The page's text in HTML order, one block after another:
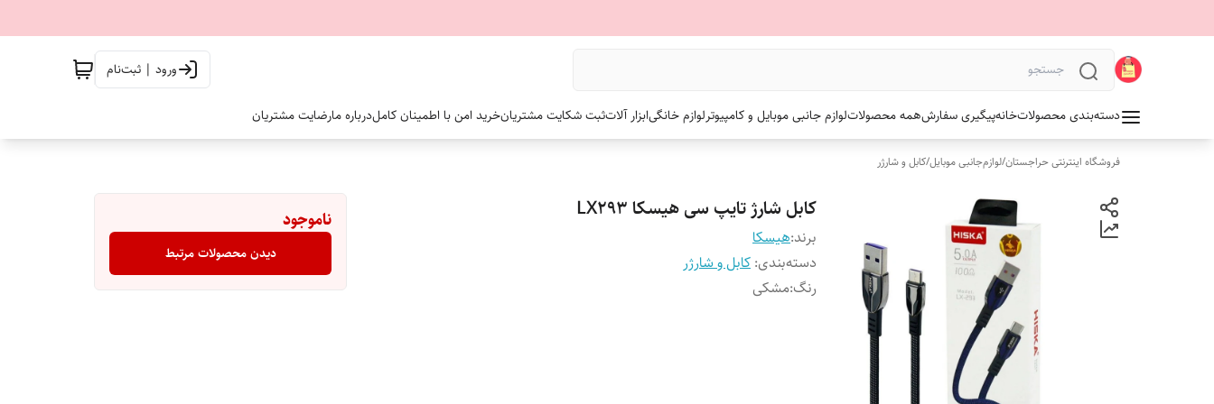
ورود | ثبت‌نام
دسته‌بندی محصولاتخانهپیگیری سفارشهمه محصولاتلوازم جانبی موبایل و کامپیوترلوازم خانگیابزار آلاتثبت شکایت مشتریانخرید امن با اطمینان کاملدرباره مارضایت مشتریان
فروشگاه اینترنتی حراجستان/لوازم‌جانبی موبایل/کابل و شارژر
کابل شارژ تایپ سی هیسکا LX293
برند:هیسکا
دسته‌بندی: کابل و شارژر
رنگ:مشکی
ناموجود
دیدن محصولات مرتبط